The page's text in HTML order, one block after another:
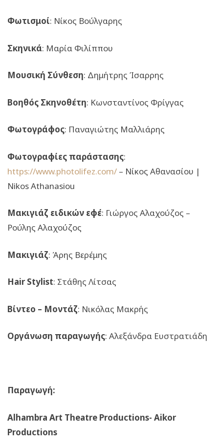
Φωτισμοί: Νίκος Βούλγαρης
Σκηνικά: Μαρία Φιλίππου
Μουσική Σύνθεση: Δημήτρης Ίσαρρης
Βοηθός Σκηνοθέτη: Κωνσταντίνος Φρίγγας
Φωτογράφος: Παναγιώτης Μαλλιάρης
Φωτογραφίες παράστασης:
https://www.photolifez.com/ – Νίκος Αθανασίου |
Nikos Athanasiou
Μακιγιάζ ειδικών εφέ: Γιώργος Αλαχούζος –
Ρούλης Αλαχούζος
Μακιγιάζ: Άρης Βερέμης
Hair Stylist: Στάθης Λίτσας
Βίντεο – Μοντάζ: Νικόλας Μακρής
Οργάνωση παραγωγής: Αλεξάνδρα Ευστρατιάδη
Παραγωγή:
Alhambra Art Theatre Productions- Aikor
Productions